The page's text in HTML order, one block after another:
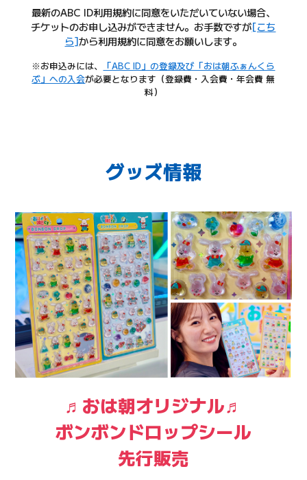
最新のABC ID利用規約に同意をいただいていない場合、
チケットのお申し込みができません。お手数ですが[こち
ら]から利用規約に同意をお願いします。
※お申込みには、
「ABC ID」の登録及び「おは朝ふぁんくら
ぶ」への入会が必要となります（登録費・入会費・年会費 無
料）
グッズ情報
♬おは朝オリジナル♬
ボンボンドロップシール
先行販売